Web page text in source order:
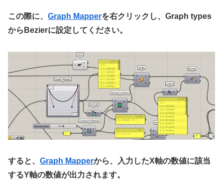
この際に、 Graph Mapperを右クリックし、Graph types
からBezierに設定してください。
すると、 Graph Mapperから、入力したX軸の数値に該当
するY軸の数値が出力されます。